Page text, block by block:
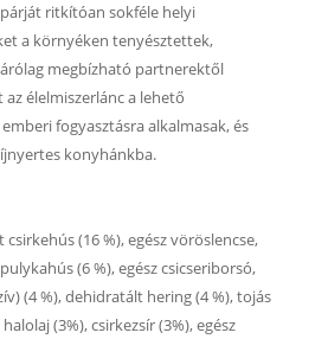
ritkítóan sokféle helyi
a környéken tenyésztettek,
megbízható partnerektől
élelmiszerlánc a lehető
fogyasztásra alkalmasak, és
konyhánkba.
(16 %), egész vöröslencse,
(6 %), egész csicseriborsó,
(4 %), dehidratált hering (4 %), tojás
(3%), csirkezsír (3%), egész